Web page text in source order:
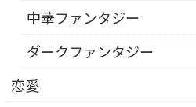
中華ファンタジー
ダークファンタジー
恋愛